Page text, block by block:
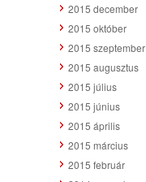
2015 december
2015 október
2015 szeptember
2015 augusztus
2015 július
2015 június
2015 április
2015 március
2015 február